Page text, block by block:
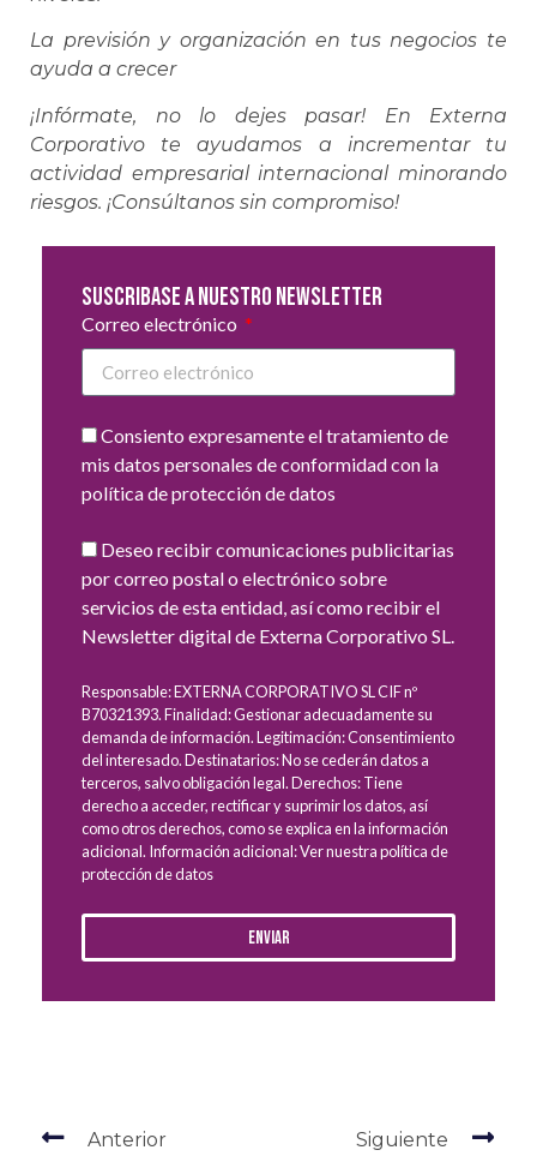
La previsión y organización en tus negocios te
ayuda a crecer
¡Infórmate, no lo dejes pasar! En Externa
Corporativo te ayudamos a incrementar tu
actividad empresarial internacional minorando
riesgos. ¡Consúltanos sin compromiso!
Suscribase a nuestro newsletter
Correo electrónico
Consiento expresamente el tratamiento de
mis datos personales de conformidad con la
política de protección de datos
Deseo recibir comunicaciones publicitarias
por correo postal o electrónico sobre
servicios de esta entidad, así como recibir el
Newsletter digital de Externa Corporativo SL.
Responsable: EXTERNA CORPORATIVO SL CIF nº
B70321393. Finalidad: Gestionar adecuadamente su
demanda de información. Legitimación: Consentimiento
del interesado. Destinatarios: No se cederán datos a
terceros, salvo obligación legal. Derechos: Tiene
derecho a acceder, rectificar y suprimir los datos, así
como otros derechos, como se explica en la información
adicional. Información adicional: Ver nuestra política de
protección de datos
Enviar
Anterior Siguiente